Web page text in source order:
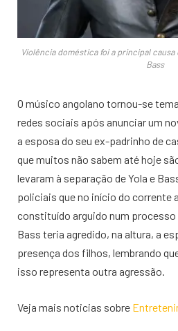
Violência doméstica foi a principal causa
Bass
O músico angolano tornou-se
redes sociais após anunciar um
a esposa do seu ex-padrinho de
que muitos não sabem até hoje
levaram à separação de Yola e
policiais que no início do corrente
constituído arguido num
Bass teria agredido, na altura, a
presença dos filhos, lembrando
isso representa outra agressão.
Veja mais noticias sobre